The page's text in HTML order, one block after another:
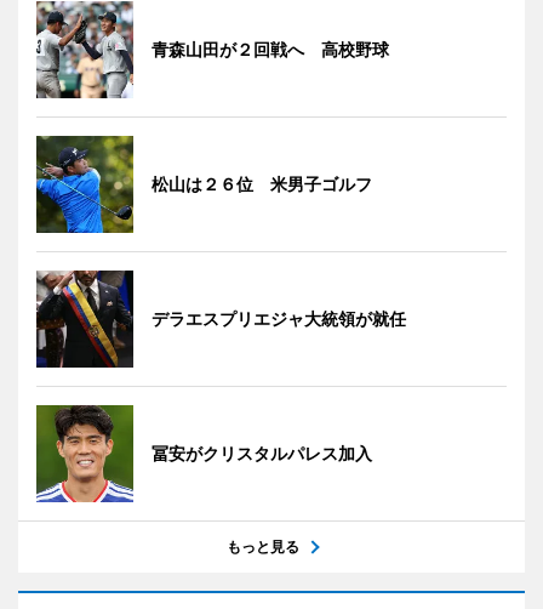
青森山田が２回戦へ 高校野球
松山は２６位 米男子ゴルフ
デラエスプリエジャ大統領が就任
冨安がクリスタルパレス加入
もっと見る